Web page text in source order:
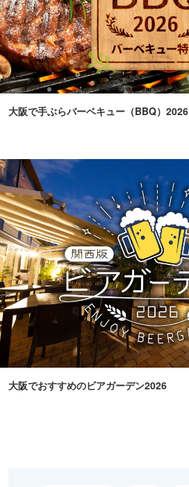
大阪で手ぶらバーベキュー（BBQ）2026
大阪でおすすめのビアガーデン2026